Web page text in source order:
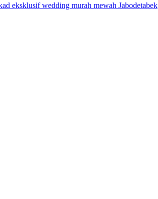
eksklusif wedding murah mewah Jabodetabek